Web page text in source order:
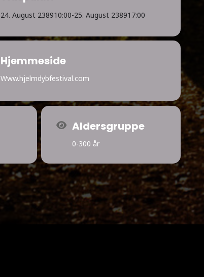
24. August 238910:00-25. August 238917:00
Hjemmeside
Www.hjelmdybfestival.com
Aldersgruppe
0-300 år